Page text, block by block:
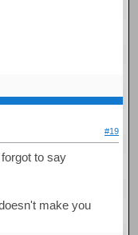
#19
to say
make you